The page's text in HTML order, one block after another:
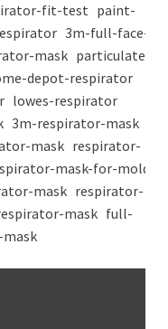
fit-test paint-
3m-full-face-
mask particulate-
depot-respirator
lowes-respirator
3m-respirator-mask
mask respirator-
mask-for-mold
mask respirator-
mask full-